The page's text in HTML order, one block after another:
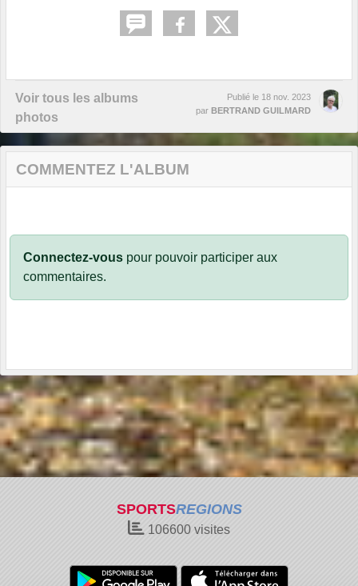
Voir tous les albums
photos
Publié le 18 nov. 2023
par BERTRAND GUILMARD
COMMENTEZ L'ALBUM
Connectez-vous pour pouvoir participer aux
commentaires.
SPORTSREGIONS
106600 visites